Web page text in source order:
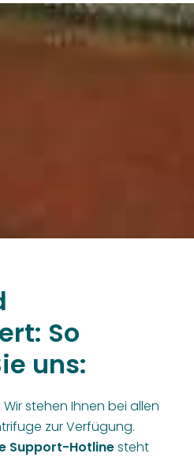
So
uns:
stehen Ihnen bei allen
zur Verfügung.
Support-Hotlinesteht